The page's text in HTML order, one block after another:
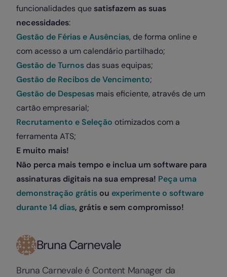
funcionalidades que satisfazem as suas
necessidades:
Gestão de Férias e Ausências, de forma online e
com acesso a um calendário partilhado;
Gestão de Turnos das suas equipas;
Gestão de Recibos de Vencimento;
Gestão de Despesas mais eficiente, através de um
cartão empresarial;
Recrutamento e Seleção otimizados com a
ferramenta ATS;
E muito mais!
Não perca mais tempo e inclua um software para
assinaturas digitais na sua empresa! Peça uma
demonstração grátis ou experimente o software
durante 14 dias, grátis e sem compromisso!
Bruna Carnevale
Bruna Carnevale é Content Manager da